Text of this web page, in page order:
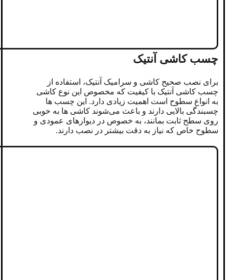
چسب کاشی آنتیک
برای نصب صحیح کاشی و سرامیک آنتیک، استفاده از
چسب کاشی آنتیک با کیفیت که مخصوص این نوع کاشی
به انواع سطوح است اهمیت زیادی دارد. این چسب‌ ها
چسبندگی بالایی دارند و باعث می‌شوند کاشی ‌ها به ‌خوبی
روی سطح ثابت بمانند، به ‌خصوص در دیوارهای عمودی و
سطوح خاص که نیاز به دقت بیشتر در نصب دارند.